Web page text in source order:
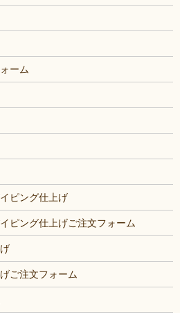
ーム
ピング仕上げ
ピング仕上げご注文フォーム
ご注文フォーム